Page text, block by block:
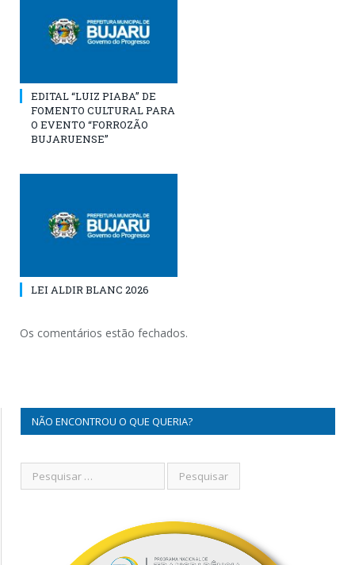
EDITAL “LUIZ PIABA” DE
FOMENTO CULTURAL PARA
O EVENTO “FORROZÃO
BUJARUENSE”
LEI ALDIR BLANC 2026
Os comentários estão fechados.
NÃO ENCONTROU O QUE QUERIA?